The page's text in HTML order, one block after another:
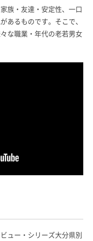
族・友達・安定性、一口
あるものです。そこで、
な職業・年代の老若男女
ュー・シリーズ大分県別